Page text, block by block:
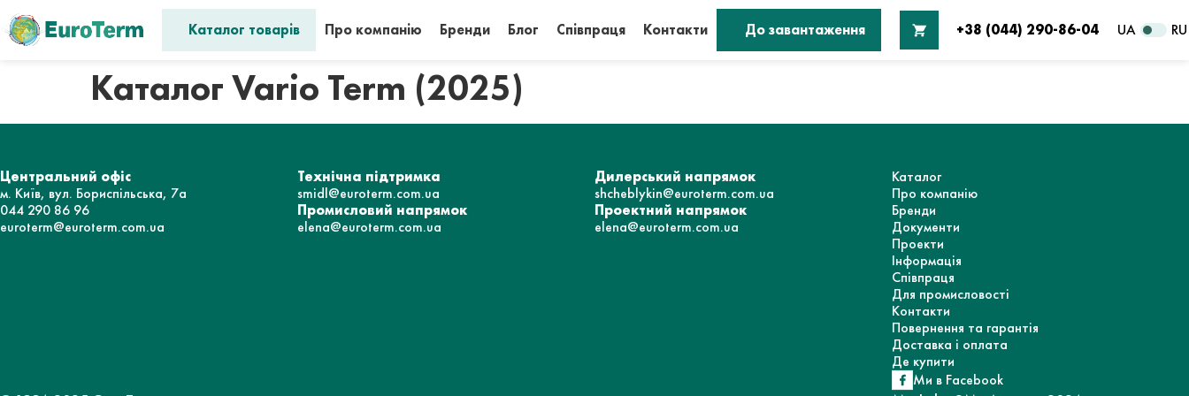
Каталог товарів Про компанію Бренди Блог Співпраця Контакти До завантаження +38 (044) 290-86-04 UA RU
Каталог Vario Term (2025)
Центральний офіс
м. Київ, вул. Бориспільська, 7а
044 290 86 96
euroterm@euroterm.com.ua
Технічна підтримка
smidl@euroterm.com.ua
Промисловий напрямок
elena@euroterm.com.ua
Дилерський напрямок
shcheblykin@euroterm.com.ua
Проектний напрямок
elena@euroterm.com.ua
Каталог
Про компанію
Бренди
Документи
Проекти
Інформація
Співпраця
Для промисловості
Контакти
Повернення та гарантія
Доставка і оплата
Де купити
Ми в Facebook